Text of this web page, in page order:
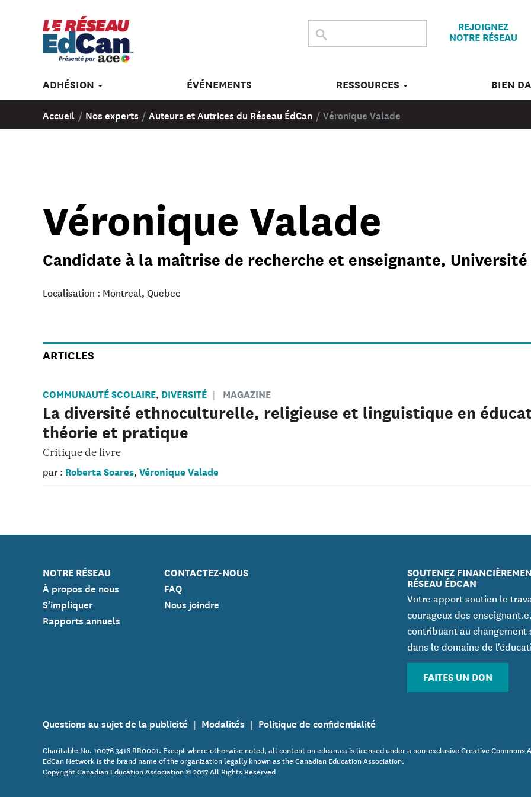
DANS
Submit
search
REJOIGNEZ
NOTRE RÉSEAU
ADHÉSION ÉVÉNEMENTS RESSOURCES BIEN
Accueil / Nos experts / Auteurs et Autrices du Réseau ÉdCan /Véronique Valade
Véronique Valade
Candidate à la maîtrise de recherche et enseignante,
Localisation : Montreal, Quebec
ARTICLES
COMMUNAUTÉ SCOLAIRE, DIVERSITÉ MAGAZINE
La diversité ethnoculturelle, religieuse et linguistique en
théorie et pratique
Critique de livre
par : Roberta Soares, Véronique Valade
NOTRE RÉSEAU
À propos de nous
S’impliquer
Rapports annuels
CONTACTEZ-NOUS
FAQ
Nous joindre
SOUTENEZ
RÉSEAU ÉDCAN
Votre apport soutien le
courageux des
contribuant au changement
dans le domaine de
FAITES UN DON
Questions au sujet de la publicité Modalités Politique de confidentialité
Charitable No. 10076 3416 RR0001. Except where otherwise noted, all content on edcan.ca is licensed under a non-exclusive Creative
EdCan Network is the brand name of the organization legally known as the Canadian Education Association.
Copyright Canadian Education Association © 2017 All Rights Reserved